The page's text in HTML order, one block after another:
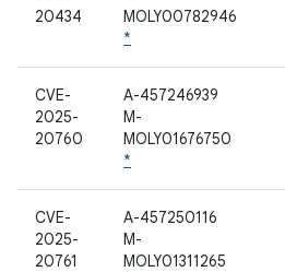
20434
MOLY00782946
*
CVE-
2025-
20760
A-457246939
M-
MOLY01676750
*
CVE-
2025-
20761
A-457250116
M-
MOLY01311265